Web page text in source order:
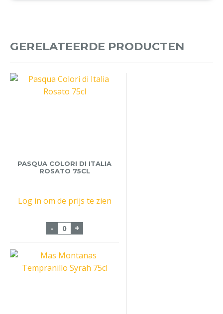
GERELATEERDE PRODUCTEN
PASQUA COLORI DI ITALIA
ROSATO 75CL
Log in om de prijs te zien
- Pasqua Colori di Italia Rosato 75cl aantal
+